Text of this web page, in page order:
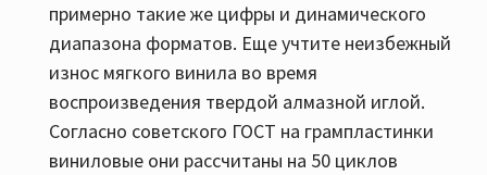
примерно такие же цифры и динамического
диапазона форматов. Еще учтите неизбежный
износ мягкого винила во время
воспроизведения твердой алмазной иглой.
Согласно советского ГОСТ на грампластинки
виниловые они рассчитаны на 50 циклов